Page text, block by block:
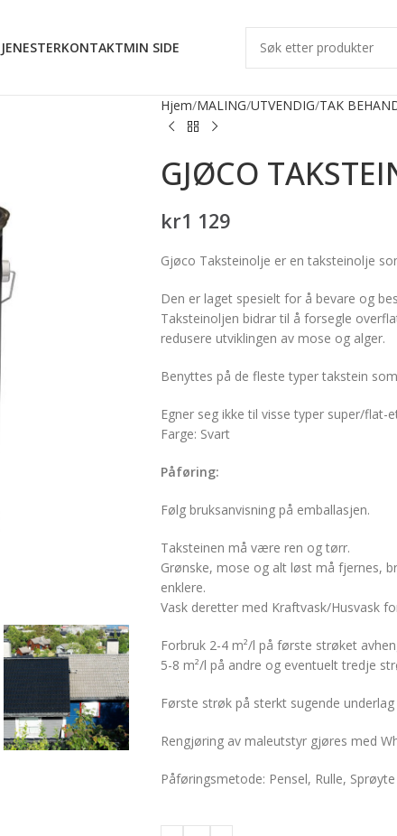
KONTAKTMIN SIDE
Hjem MALING UTVENDIG TAK
GJØCO
kr1 129
Gjøco Taksteinolje er en taksteinolje
Den er laget spesielt for å bevare og
Taksteinoljen bidrar til å forsegle
redusere utviklingen av mose og alger.
Benyttes på de fleste typer takstein
Egner seg ikke til visse typer super/flat-
Farge: Svart
Påføring:
Følg bruksanvisning på emballasjen.
Taksteinen må være ren og tørr.
Grønske, mose og alt løst må fjernes,
enklere.
Vask deretter med Kraftvask/Husvask
Forbruk 2-4 m²/l på første strøket
5-8 m²/l på andre og eventuelt tredje
Første strøk på sterkt sugende
Rengjøring av maleutstyr gjøres med
Påføringsmetode: Pensel, Rulle, Sprøyte